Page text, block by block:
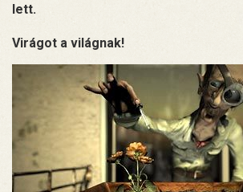
lett.
Virágot a világnak!